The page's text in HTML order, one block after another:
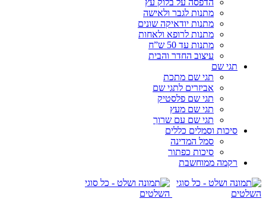
הדפסה על בלוק עץ
מתנות לגבר ולאישה
מתנות יודאיקה שונים
מתנות לרופא ולאחות
מתנות עד 50 ש”ח
עיצוב החדר והבית
תגי שם
תגי שם מתכת
אביזרים לתגי שם
תגי שם פלסטיק
תגי שם מעץ
תגי שם עם שרוך
סיכות וסמלים כללים
סמל המדינה
סיכות כפתור
רקמה ממוחשבת